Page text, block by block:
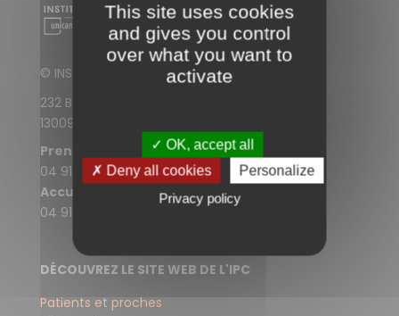
© INSTITUT PAOLI-CALMETTES
232 Boulevard de Sainte-Marguerite
13009 Marseille
Prendre rendez-vous
04 91 22 30 30
Accueil de l'IPC
04 91 22 33 33
DÉCOUVREZ LE SITE WEB DE L'IPC
Patients et proches
This site uses cookies
and gives you control
over what you want to
activate
✓ OK, accept all
✗ Deny all cookies
Personalize
Privacy policy